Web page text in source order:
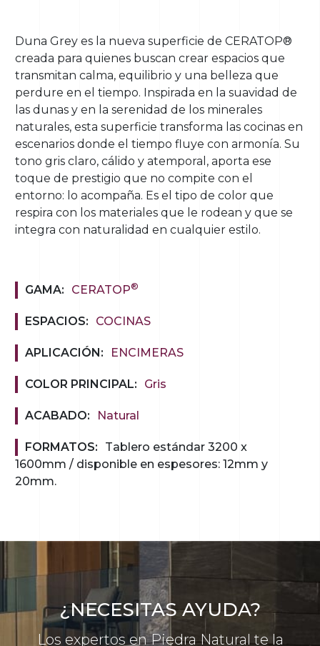
Duna Grey es la nueva superficie de CERATOP®
creada para quienes buscan crear espacios que
transmitan calma, equilibrio y una belleza que
perdure en el tiempo. Inspirada en la suavidad de
las dunas y en la serenidad de los minerales
naturales, esta superficie transforma las cocinas en
escenarios donde el tiempo fluye con armonía. Su
tono gris claro, cálido y atemporal, aporta ese
toque de prestigio que no compite con el
entorno: lo acompaña. Es el tipo de color que
respira con los materiales que le rodean y que se
integra con naturalidad en cualquier estilo.
GAMA: CERATOP®
ESPACIOS: COCINAS
APLICACIÓN: ENCIMERAS
COLOR PRINCIPAL: Gris
ACABADO: Natural
FORMATOS:
Tablero estándar 3200 x
1600mm / disponible en espesores: 12mm y
20mm.
¿NECESITAS AYUDA?
Los expertos en Piedra Natural te la